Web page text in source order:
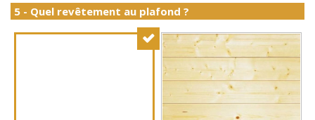
5 - Quel revêtement au plafond ?